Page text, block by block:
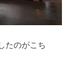
たのがこち